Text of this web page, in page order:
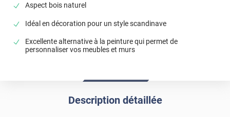
Aspect bois naturel
Idéal en décoration pour un style scandinave
Excellente alternative à la peinture qui permet de
personnaliser vos meubles et murs
Description détaillée